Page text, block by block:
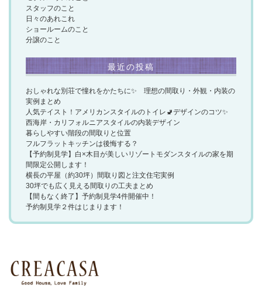
スタッフのこと
日々のあれこれ
ショールームのこと
分譲のこと
最近の投稿
おしゃれな別荘で憧れをかたちに✨ 理想の間取り・外観・内装の
実例まとめ
人気テイスト！アメリカンスタイルのトイレ🚽デザインのコツ✨
西海岸・カリフォルニアスタイルの内装デザイン
暮らしやすい階段の間取りと位置
フルフラットキッチンは後悔する？
【予約制見学】白×木目が美しいリゾートモダンスタイルの家を期
間限定公開します！
横長の平屋（約30坪）間取り図と注文住宅実例
30坪でも広く見える間取りの工夫まとめ
【間もなく終了】予約制見学4件開催中！
予約制見学２件はじまります！